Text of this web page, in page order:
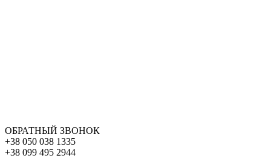
ОБРАТНЫЙ ЗВОНОК
+38 050 038 1335
+38 099 495 2944